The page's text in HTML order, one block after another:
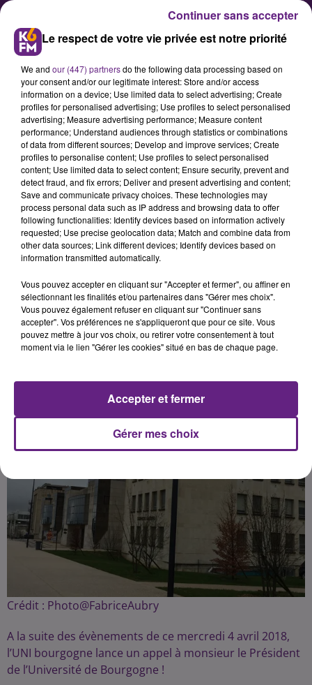
L’UNI Bourgogne demande au
Président de "prendre ses
responsabilités"
L’université de Dijon a été occupée
ce mercredi matin par des individus
cagoulés. L’UNI Bourgogne
Bonnin plus de sécurité.
Publié : 4 avril 2018 à 12h30 par Fabrice Aubry
Crédit : Photo@FabriceAubry
A la suite des évènements de ce mercredi 4 avril 2018,
l’UNI bourgogne lance un appel à monsieur le Président
de l’Université de Bourgogne !
Le respect de votre vie privée est notre priorité
We and our (447) partnersdo the following data processing based on
your consent and/or our legitimate interest: Store and/or access
information on a device; Use limited data to select advertising; Create
profiles for personalised advertising; Use profiles to select personalised
advertising; Measure advertising performance; Measure content
performance; Understand audiences through statistics or combinations
of data from different sources; Develop and improve services; Create
profiles to personalise content; Use profiles to select personalised
content; Use limited data to select content; Ensure security, prevent and
detect fraud, and fix errors; Deliver and present advertising and content;
Save and communicate privacy choices. These technologies may
process personal data such as IP address and browsing data to offer
following functionalities: Identify devices based on information actively
requested; Use precise geolocation data; Match and combine data from
other data sources; Link different devices; Identify devices based on
information transmitted automatically.
Vous pouvez accepter en cliquant sur "Accepter et fermer", ou affiner en
sélectionnant les finalités et/ou partenaires dans "Gérer mes choix".
Vous pouvez également refuser en cliquant sur "Continuer sans
accepter". Vos préférences ne s'appliqueront que pour ce site. Vous
pouvez mettre à jour vos choix, ou retirer votre consentement à tout
moment via le lien "Gérer les cookies" situé en bas de chaque page.
Gérer mes choix
Accepter et fermer
Continuer sans accepter